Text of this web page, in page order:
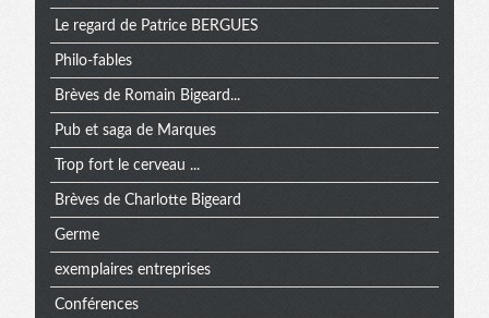
Le regard de Patrice BERGUES
Philo-fables
Brèves de Romain Bigeard...
Pub et saga de Marques
Trop fort le cerveau ...
Brèves de Charlotte Bigeard
Germe
exemplaires entreprises
Conférences